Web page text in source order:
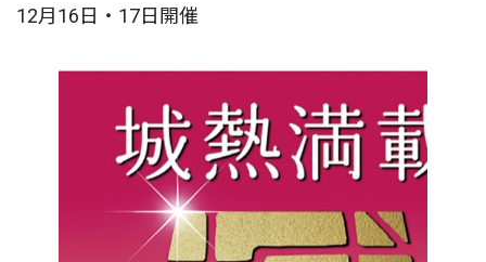
12月16日・17日開催